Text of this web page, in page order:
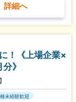
詳細へ
！《上場企業×
》
未経験歓迎